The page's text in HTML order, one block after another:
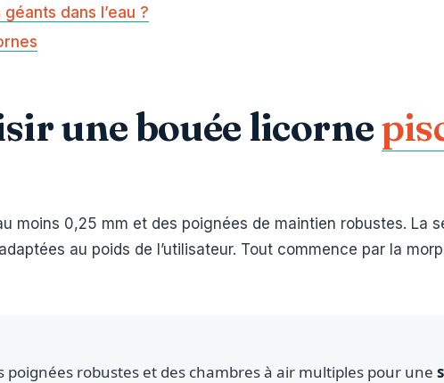
dans l’eau ?
une bouée licorne
moins 0,25 mm et des poignées de maintien robustes. La
au poids de l’utilisateur. Tout commence par la
poignées robustes et des chambres à air multiples pour une